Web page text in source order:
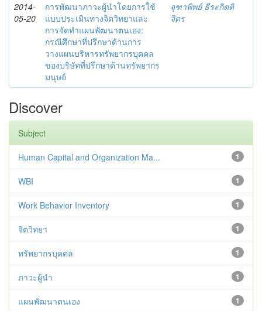
2014-
05-20
การพัฒนาภาวะผู้นำโดยการใช้
แบบประเมินทางจิตวิทยาและ
การจัดทำแผนพัฒนาตนเอง:
กรณีศึกษาที่ปรึกษาด้านการ
วางแผนบริหารทรัพยากรบุคคล
ของบริษัทที่ปรึกษาด้านทรัพยากร
มนุษย์
จุฑาพิพย์ ธีระกิตติ
จิตร
Discover
Subject
1
Human Capital and Organization Ma...
1
WBI
1
Work Behavior Inventory
1
จิตวิทยา
1
ทรัพยากรบุคคล
1
ภาวะผู้นำ
1
แผนพัฒนาตนเอง